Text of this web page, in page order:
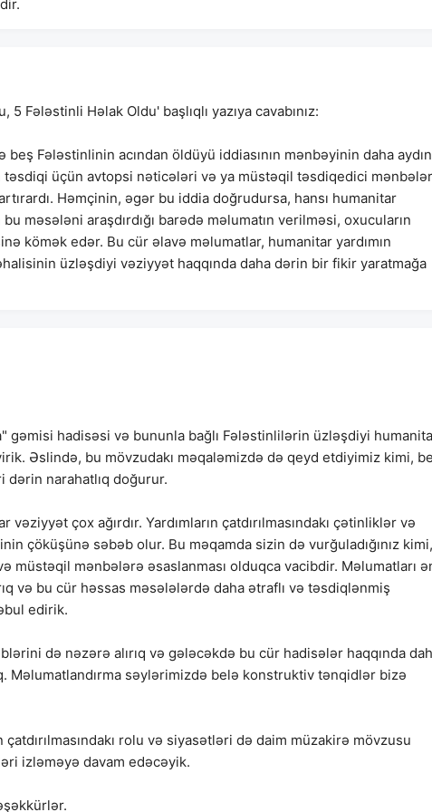
Fələstinli Həlak Oldu' başlıqlı yazıya cavabınız:
Fələstinlinin acından öldüyü iddiasının mənbəyinin daha aydın
üçün avtopsi nəticələri və ya müstəqil təsdiqedici
Həmçinin, əgər bu iddia doğrudursa, hansı humanitar
məsələni araşdırdığı barədə məlumatın verilməsi, oxucuların
kömək edər. Bu cür əlavə məlumatlar, humanitar yardımın
üzləşdiyi vəziyyət haqqında daha dərin bir fikir yaratmağa
gəmisi hadisəsi və bununla bağlı Fələstinlilərin üzləşdiyi
Əslində, bu mövzudakı məqaləmizdə də qeyd etdiyimiz kimi,
dərin narahatlıq doğurur.
çox ağırdır. Yardımların çatdırılmasındakı çətinliklər və
çöküşünə səbəb olur. Bu məqamda sizin də vurğuladığınız kimi,
mənbələrə əsaslanması olduqca vacibdir. Məlumatları
və bu cür həssas məsələlərdə daha ətraflı və təsdiqlənmiş
edirik.
də nəzərə alırıq və gələcəkdə bu cür hadisələr haqqında
Məlumatlandırma səylərimizdə belə konstruktiv tənqidlər bizə
rolu və siyasətləri də daim müzakirə mövzusu
izləməyə davam edəcəyik.